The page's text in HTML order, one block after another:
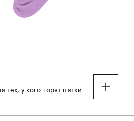
тех, у кого горят пятки